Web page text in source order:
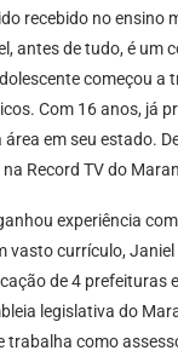
recebido no ensino
antes de tudo, é um
começou a
Com 16 anos, já
em seu estado.
Record TV do
experiência
vasto currículo,
de 4 prefeituras
legislativa do
trabalha como